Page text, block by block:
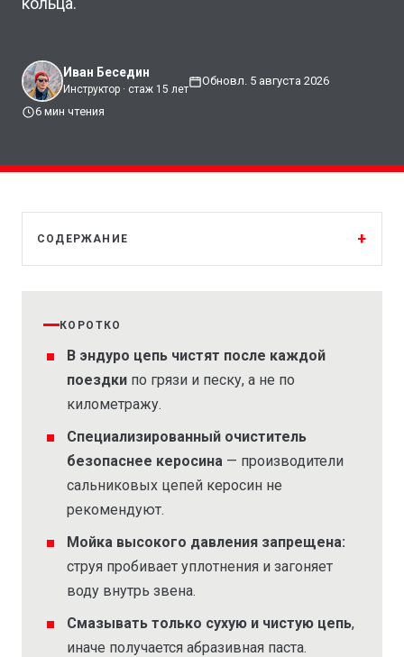
Иван Беседин
Инструктор · стаж 15 лет
Обновл. 5 августа 2026
6 мин чтения
СОДЕРЖАНИЕ
КОРОТКО
В эндуро цепь чистят после каждой
поездки по грязи и песку, а не по
километражу.
Специализированный очиститель
безопаснее керосина — производители
сальниковых цепей керосин не
рекомендуют.
Мойка высокого давления запрещена:
струя пробивает уплотнения и загоняет
воду внутрь звена.
Смазывать только сухую и чистую цепь,
иначе получается абразивная паста.